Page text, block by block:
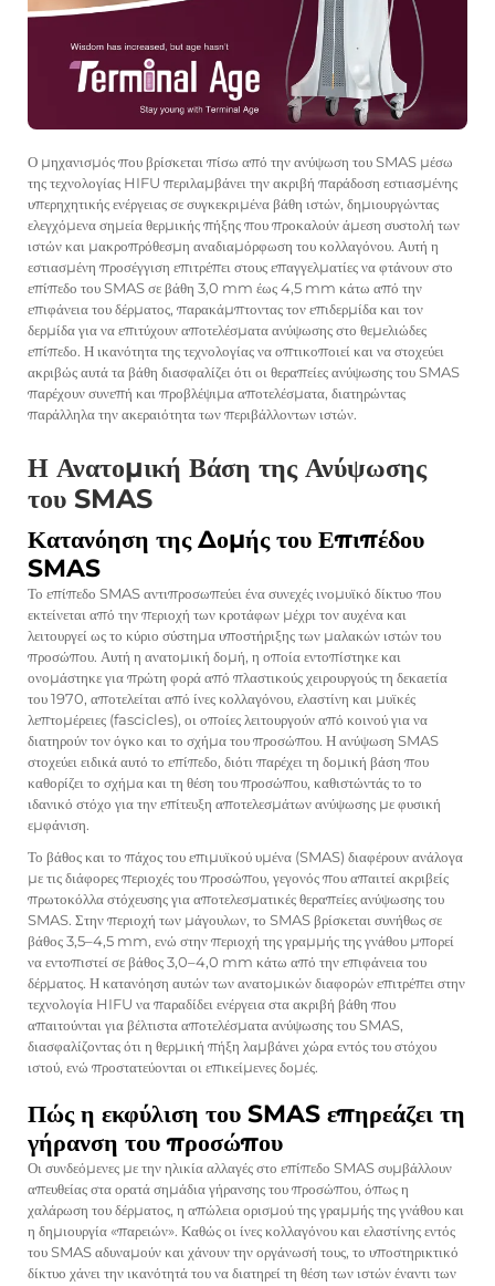
Ο μηχανισμός που βρίσκεται πίσω από την ανύψωση του SMAS μέσω
της τεχνολογίας HIFU περιλαμβάνει την ακριβή παράδοση εστιασμένης
υπερηχητικής ενέργειας σε συγκεκριμένα βάθη ιστών, δημιουργώντας
ελεγχόμενα σημεία θερμικής πήξης που προκαλούν άμεση συστολή των
ιστών και μακροπρόθεσμη αναδιαμόρφωση του κολλαγόνου. Αυτή η
εστιασμένη προσέγγιση επιτρέπει στους επαγγελματίες να φτάνουν στο
επίπεδο του SMAS σε βάθη 3,0 mm έως 4,5 mm κάτω από την
επιφάνεια του δέρματος, παρακάμπτοντας τον επιδερμίδα και τον
δερμίδα για να επιτύχουν αποτελέσματα ανύψωσης στο θεμελιώδες
επίπεδο. Η ικανότητα της τεχνολογίας να οπτικοποιεί και να στοχεύει
ακριβώς αυτά τα βάθη διασφαλίζει ότι οι θεραπείες ανύψωσης του SMAS
παρέχουν συνεπή και προβλέψιμα αποτελέσματα, διατηρώντας
παράλληλα την ακεραιότητα των περιβάλλοντων ιστών.
Η Ανατομική Βάση της Ανύψωσης
του SMAS
Κατανόηση της Δομής του Επιπέδου
SMAS
Το επίπεδο SMAS αντιπροσωπεύει ένα συνεχές ινομυϊκό δίκτυο που
εκτείνεται από την περιοχή των κροτάφων μέχρι τον αυχένα και
λειτουργεί ως το κύριο σύστημα υποστήριξης των μαλακών ιστών του
προσώπου. Αυτή η ανατομική δομή, η οποία εντοπίστηκε και
ονομάστηκε για πρώτη φορά από πλαστικούς χειρουργούς τη δεκαετία
του 1970, αποτελείται από ίνες κολλαγόνου, ελαστίνη και μυϊκές
λεπτομέρειες (fascicles), οι οποίες λειτουργούν από κοινού για να
διατηρούν τον όγκο και το σχήμα του προσώπου. Η ανύψωση SMAS
στοχεύει ειδικά αυτό το επίπεδο, διότι παρέχει τη δομική βάση που
καθορίζει το σχήμα και τη θέση του προσώπου, καθιστώντάς το το
ιδανικό στόχο για την επίτευξη αποτελεσμάτων ανύψωσης με φυσική
εμφάνιση.
Το βάθος και το πάχος του επιμυϊκού υμένα (SMAS) διαφέρουν ανάλογα
με τις διάφορες περιοχές του προσώπου, γεγονός που απαιτεί ακριβείς
πρωτοκόλλα στόχευσης για αποτελεσματικές θεραπείες ανύψωσης του
SMAS. Στην περιοχή των μάγουλων, το SMAS βρίσκεται συνήθως σε
βάθος 3,5–4,5 mm, ενώ στην περιοχή της γραμμής της γνάθου μπορεί
να εντοπιστεί σε βάθος 3,0–4,0 mm κάτω από την επιφάνεια του
δέρματος. Η κατανόηση αυτών των ανατομικών διαφορών επιτρέπει στην
τεχνολογία HIFU να παραδίδει ενέργεια στα ακριβή βάθη που
απαιτούνται για βέλτιστα αποτελέσματα ανύψωσης του SMAS,
διασφαλίζοντας ότι η θερμική πήξη λαμβάνει χώρα εντός του στόχου
ιστού, ενώ προστατεύονται οι επικείμενες δομές.
Πώς η εκφύλιση του SMAS επηρεάζει τη
γήρανση του προσώπου
Οι συνδεόμενες με την ηλικία αλλαγές στο επίπεδο SMAS συμβάλλουν
απευθείας στα ορατά σημάδια γήρανσης του προσώπου, όπως η
χαλάρωση του δέρματος, η απώλεια ορισμού της γραμμής της γνάθου και
η δημιουργία «παρειών». Καθώς οι ίνες κολλαγόνου και ελαστίνης εντός
του SMAS αδυναμούν και χάνουν την οργάνωσή τους, το υποστηρικτικό
δίκτυο χάνει την ικανότητά του να διατηρεί τη θέση των ιστών έναντι των